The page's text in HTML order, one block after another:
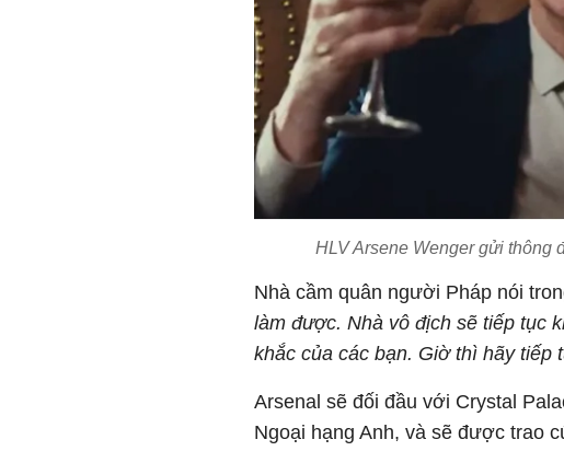
HLV Arsene Wenger gửi thông
Nhà cầm quân người Pháp nói
làm được. Nhà vô địch sẽ tiếp tục
khắc của các bạn. Giờ thì hãy tiếp
Arsenal sẽ đối đầu với Crystal
Ngoại hạng Anh, và sẽ được trao